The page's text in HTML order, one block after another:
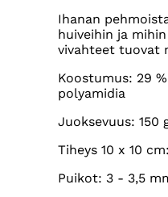
Ihanan
huiveihin ja
vivahteet tuovat
Koostumus: 29
polyamidia
Juoksevuus: 150
Tiheys 10 x 10
Puikot: 3 - 3,5